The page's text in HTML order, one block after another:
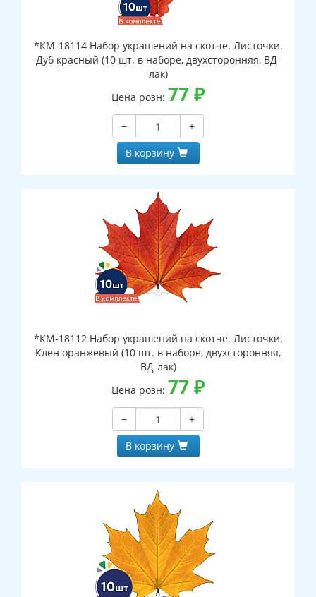
*КМ-18114 Набор украшений на скотче. Листочки.
Дуб красный (10 шт. в наборе, двухсторонняя, ВД-
лак)
Цена розн: 77 ₽
−
+
В корзину
*КМ-18112 Набор украшений на скотче. Листочки.
Клен оранжевый (10 шт. в наборе, двухсторонняя,
ВД-лак)
Цена розн: 77 ₽
−
+
В корзину